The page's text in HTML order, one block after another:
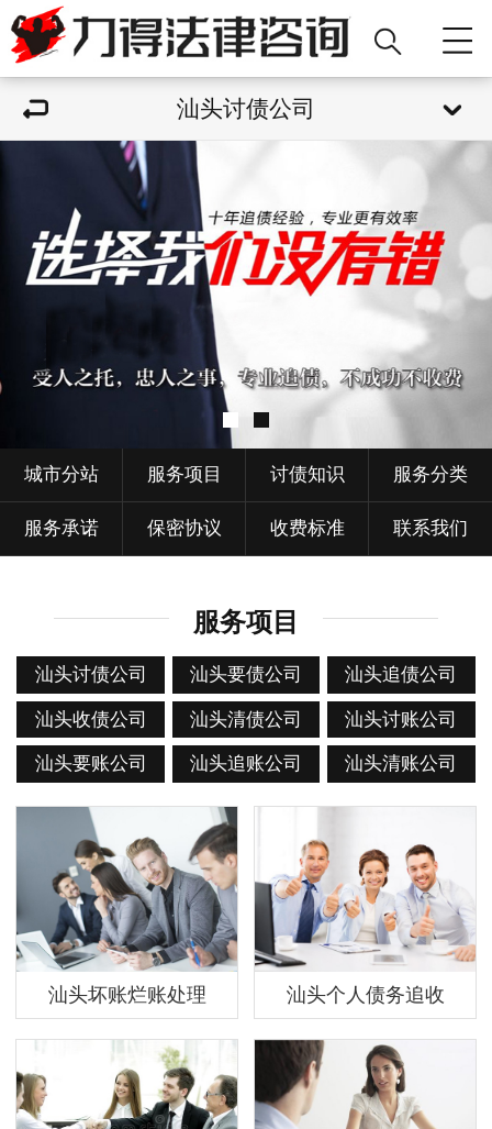
汕头讨债公司
城市分站 服务项目 讨债知识 服务分类
服务承诺 保密协议 收费标准 联系我们
服务项目
汕头讨债公司 汕头要债公司 汕头追债公司
汕头收债公司 汕头清债公司 汕头讨账公司
汕头要账公司 汕头追账公司 汕头清账公司
汕头坏账烂账处理 汕头个人债务追收